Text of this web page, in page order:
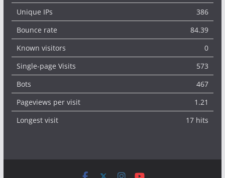
Unique IPs
386
Bounce rate
84.39
Known visitors
0
Single-page Visits
573
Bots
467
Pageviews per visit
1.21
Longest visit
17 hits